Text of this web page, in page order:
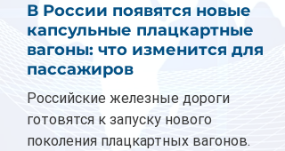
В России появятся новые
капсульные плацкартные
вагоны: что изменится для
пассажиров
Российские железные дороги
готовятся к запуску нового
поколения плацкартных вагонов.